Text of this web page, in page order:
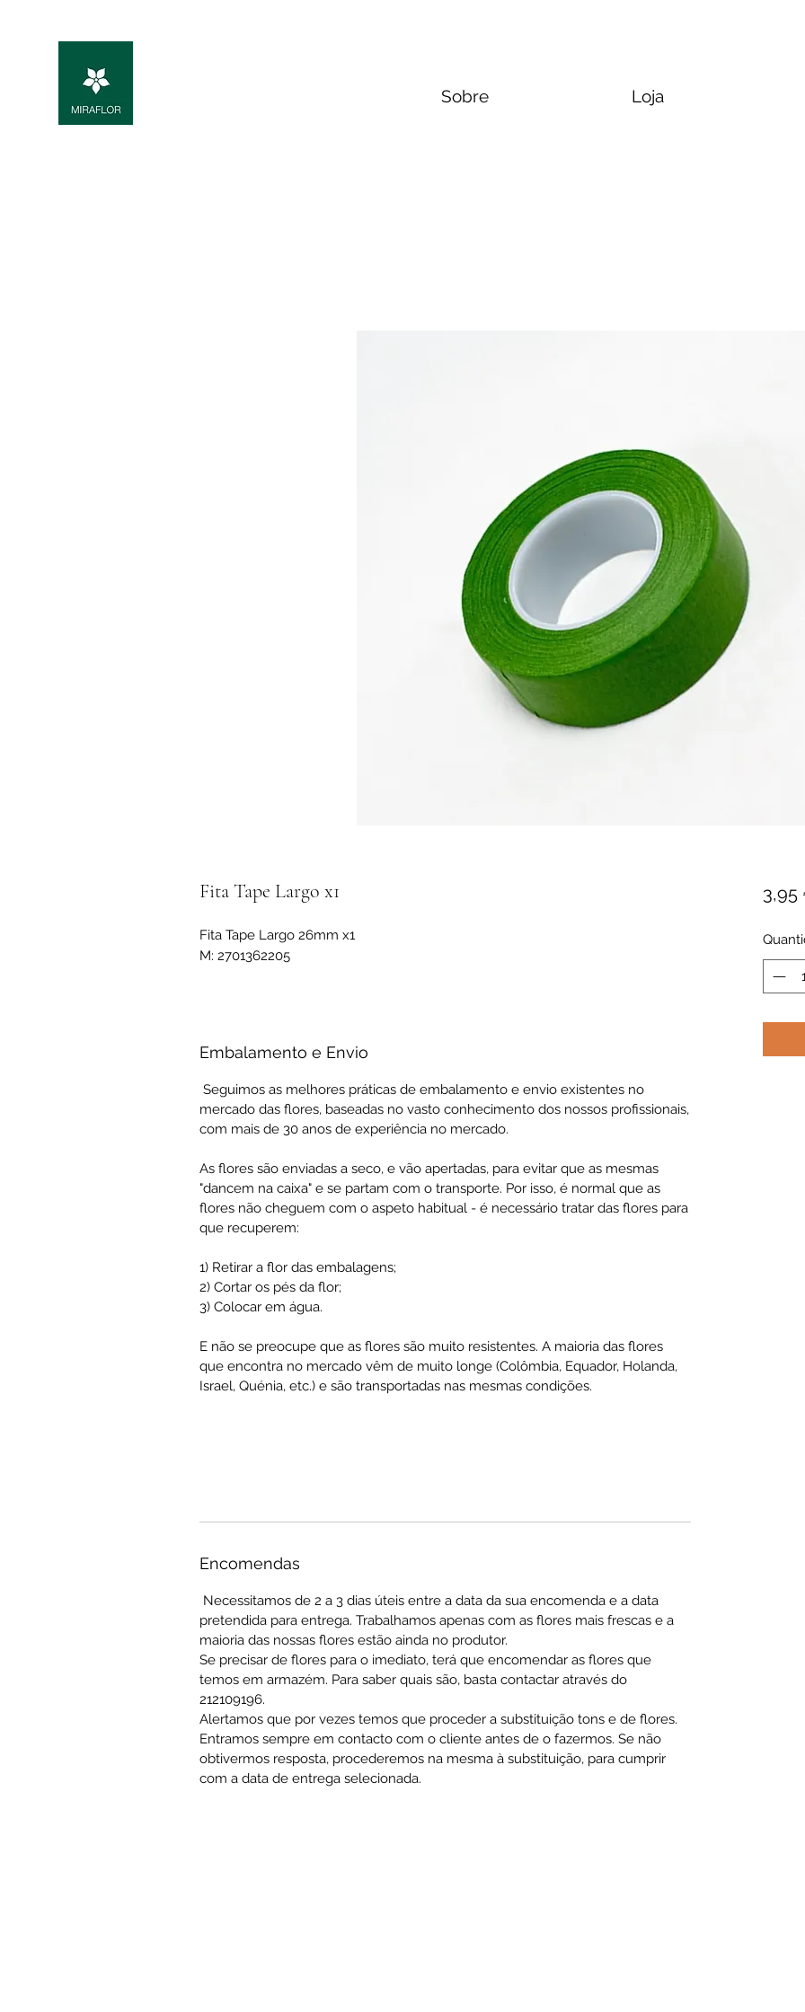
Sobre Loja
Fita Tape Largo x1
Fita Tape Largo 26mm x1
M: 2701362205
Embalamento e Envio
Seguimos as melhores práticas de embalamento e envio existentes no
mercado das flores, baseadas no vasto conhecimento dos nossos profissionais,
com mais de 30 anos de experiência no mercado.
As flores são enviadas a seco, e vão apertadas, para evitar que as mesmas
"dancem na caixa" e se partam com o transporte. Por isso, é normal que as
flores não cheguem com o aspeto habitual - é necessário tratar das flores para
que recuperem:
1) Retirar a flor das embalagens;
2) Cortar os pés da flor;
3) Colocar em água.
E não se preocupe que as flores são muito resistentes. A maioria das flores
que encontra no mercado vêm de muito longe (Colômbia, Equador, Holanda,
Israel, Quénia, etc.) e são transportadas nas mesmas condições.
Encomendas
Necessitamos de 2 a 3 dias úteis entre a data da sua encomenda e a data
pretendida para entrega. Trabalhamos apenas com as flores mais frescas e a
maioria das nossas flores estão ainda no produtor.
Se precisar de flores para o imediato, terá que encomendar as flores que
temos em armazém. Para saber quais são, basta contactar através do
212109196.
Alertamos que por vezes temos que proceder a substituição tons e de flores.
Entramos sempre em contacto com o cliente antes de o fazermos. Se não
obtivermos resposta, procederemos na mesma à substituição, para cumprir
com a data de entrega selecionada.
3,95